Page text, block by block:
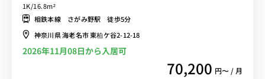
乗換なしでアクセス■選べるWi-Fi格安レンタル中！
1K/16.8m²
相鉄本線 さがみ野駅 徒歩5分
神奈川県 海老名市 東柏ケ谷2-12-18
2026年11月08日から入居可
70,200 円〜 / 月